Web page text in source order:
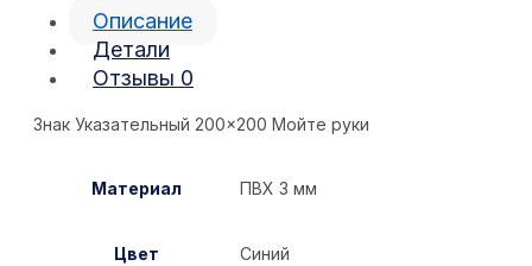
Описание
Детали
Отзывы 0
Знак Указательный 200×200 Мойте руки
Материал ПВХ 3 мм
Цвет Синий